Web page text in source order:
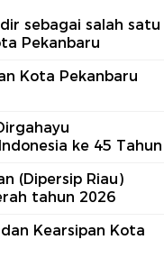
sebagai salah satu
Pekanbaru
Kota Pekanbaru
ke 45 Tahun
(Dipersip Riau)
tahun 2026
Kearsipan Kota